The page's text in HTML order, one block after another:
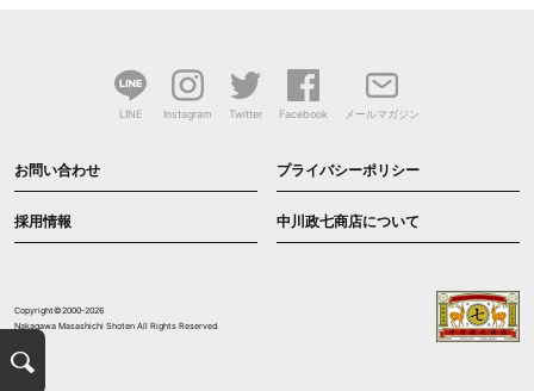
LINE Instagram Twitter Facebook メールマガジン
お問い合わせ プライバシーポリシー
採用情報 中川政七商店について
Copyright©2000-2026
Nakagawa Masashichi Shoten All Rights Reserved.
検